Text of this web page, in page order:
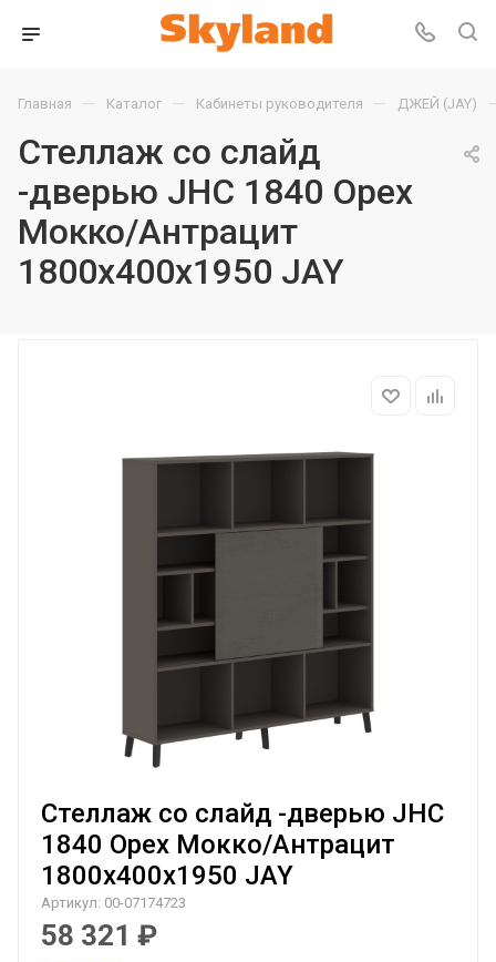
Главная — Каталог — Кабинеты руководителя — ДЖЕЙ (JAY)
Стеллаж со слайд
-дверью JHC 1840 Орех
Мокко/Антрацит
1800х400х1950 JAY
Стеллаж со слайд -дверью JHC
1840 Орех Мокко/Антрацит
1800х400х1950 JAY
Артикул: 00-07174723
58 321 ₽